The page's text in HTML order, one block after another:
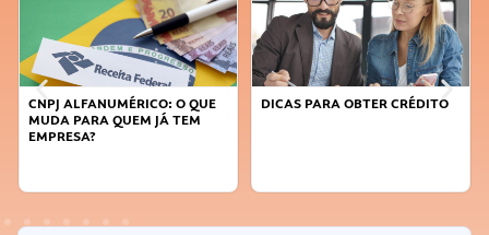
DICAS PARA OBTER CRÉDITO
FAÇA A DIFERENÇA: SEJA